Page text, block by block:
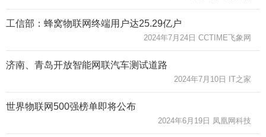
工信部：蜂窝物联网终端用户达25.29亿户
2024年7月24日 CCTIME飞象网
济南、青岛开放智能网联汽车测试道路
2024年7月10日 IT之家
世界物联网500强榜单即将公布
2024年6月19日 凤凰网科技